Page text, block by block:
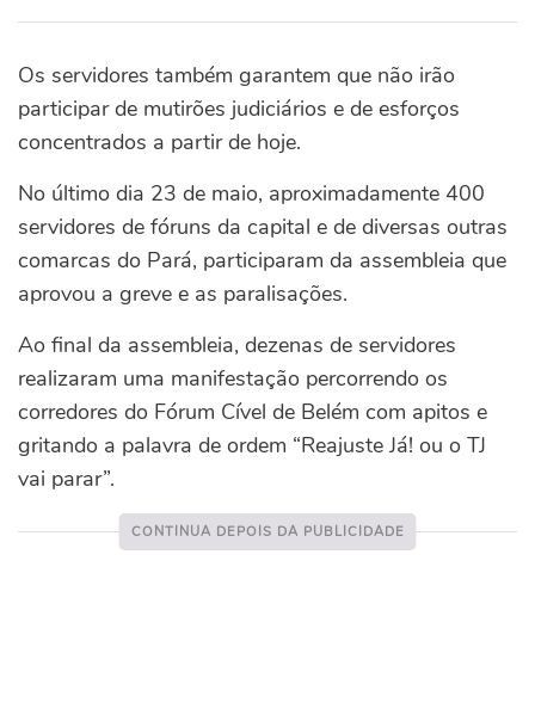
Os servidores também garantem que não irão
participar de mutirões judiciários e de esforços
concentrados a partir de hoje.
No último dia 23 de maio, aproximadamente 400
servidores de fóruns da capital e de diversas outras
comarcas do Pará, participaram da assembleia que
aprovou a greve e as paralisações.
Ao final da assembleia, dezenas de servidores
realizaram uma manifestação percorrendo os
corredores do Fórum Cível de Belém com apitos e
gritando a palavra de ordem “Reajuste Já! ou o TJ
vai parar”.